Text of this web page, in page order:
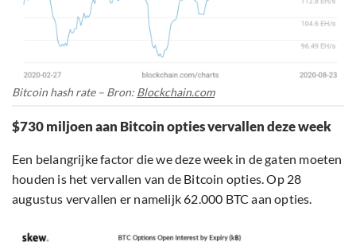
Bitcoin hash rate – Bron: Blockchain.com
$730 miljoen aan Bitcoin opties vervallen deze week
Een belangrijke factor die we deze week in de gaten moeten
houden is het vervallen van de Bitcoin opties. Op 28
augustus vervallen er namelijk 62.000 BTC aan opties.